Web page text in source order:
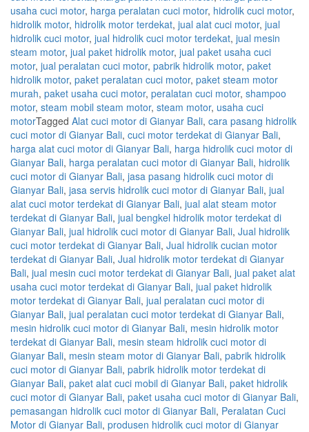
usaha cuci motor, harga peralatan cuci motor, hidrolik cuci motor,
hidrolik motor, hidrolik motor terdekat, jual alat cuci motor, jual
hidrolik cuci motor, jual hidrolik cuci motor terdekat, jual mesin
steam motor, jual paket hidrolik motor, jual paket usaha cuci
motor, jual peralatan cuci motor, pabrik hidrolik motor, paket
hidrolik motor, paket peralatan cuci motor, paket steam motor
murah, paket usaha cuci motor, peralatan cuci motor, shampoo
motor, steam mobil steam motor, steam motor, usaha cuci
motorTagged Alat cuci motor di Gianyar Bali, cara pasang hidrolik
cuci motor di Gianyar Bali, cuci motor terdekat di Gianyar Bali,
harga alat cuci motor di Gianyar Bali, harga hidrolik cuci motor di
Gianyar Bali, harga peralatan cuci motor di Gianyar Bali, hidrolik
cuci motor di Gianyar Bali, jasa pasang hidrolik cuci motor di
Gianyar Bali, jasa servis hidrolik cuci motor di Gianyar Bali, jual
alat cuci motor terdekat di Gianyar Bali, jual alat steam motor
terdekat di Gianyar Bali, jual bengkel hidrolik motor terdekat di
Gianyar Bali, jual hidrolik cuci motor di Gianyar Bali, Jual hidrolik
cuci motor terdekat di Gianyar Bali, Jual hidrolik cucian motor
terdekat di Gianyar Bali, Jual hidrolik motor terdekat di Gianyar
Bali, jual mesin cuci motor terdekat di Gianyar Bali, jual paket alat
usaha cuci motor terdekat di Gianyar Bali, jual paket hidrolik
motor terdekat di Gianyar Bali, jual peralatan cuci motor di
Gianyar Bali, jual peralatan cuci motor terdekat di Gianyar Bali,
mesin hidrolik cuci motor di Gianyar Bali, mesin hidrolik motor
terdekat di Gianyar Bali, mesin steam hidrolik cuci motor di
Gianyar Bali, mesin steam motor di Gianyar Bali, pabrik hidrolik
cuci motor di Gianyar Bali, pabrik hidrolik motor terdekat di
Gianyar Bali, paket alat cuci mobil di Gianyar Bali, paket hidrolik
cuci motor di Gianyar Bali, paket usaha cuci motor di Gianyar Bali,
pemasangan hidrolik cuci motor di Gianyar Bali, Peralatan Cuci
Motor di Gianyar Bali, produsen hidrolik cuci motor di Gianyar